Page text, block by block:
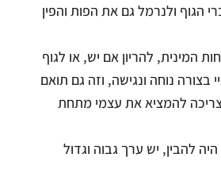
הגוף ולנרמל גם את הפות והפין
המינית, להריון אם יש, או לגוף
בצורה נוחה ונגישה, וזה גם תואם
להמציא את עצמי מתחת
להבין, יש ערך גבוה וגדול